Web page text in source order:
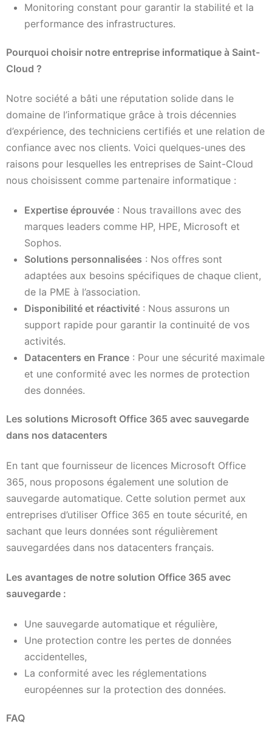
Monitoring constant pour garantir la stabilité et la
performance des infrastructures.
Pourquoi choisir notre entreprise informatique à Saint-
Cloud ?
Notre société a bâti une réputation solide dans le
domaine de l’informatique grâce à trois décennies
d’expérience, des techniciens certifiés et une relation de
confiance avec nos clients. Voici quelques-unes des
raisons pour lesquelles les entreprises de Saint-Cloud
nous choisissent comme partenaire informatique :
Expertise éprouvée : Nous travaillons avec des
marques leaders comme HP, HPE, Microsoft et
Sophos.
Solutions personnalisées : Nos offres sont
adaptées aux besoins spécifiques de chaque client,
de la PME à l’association.
Disponibilité et réactivité : Nous assurons un
support rapide pour garantir la continuité de vos
activités.
Datacenters en France : Pour une sécurité maximale
et une conformité avec les normes de protection
des données.
Les solutions Microsoft Office 365 avec sauvegarde
dans nos datacenters
En tant que fournisseur de licences Microsoft Office
365, nous proposons également une solution de
sauvegarde automatique. Cette solution permet aux
entreprises d’utiliser Office 365 en toute sécurité, en
sachant que leurs données sont régulièrement
sauvegardées dans nos datacenters français.
Les avantages de notre solution Office 365 avec
sauvegarde :
Une sauvegarde automatique et régulière,
Une protection contre les pertes de données
accidentelles,
La conformité avec les réglementations
européennes sur la protection des données.
FAQ